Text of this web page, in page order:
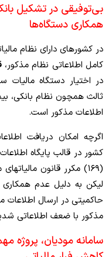
بی‌توفیقی در تشکیل
همکاری دستگاه‌ها
در کشورهای دارای نظام
کامل اطلاعاتی نظام مذکور،
در اختیار دستگاه
ثالث همچون نظام بانکی،
اطلاعات مذکور است.
اگرچه امکان دریافت
کشور در قالب پایگاه
لیکن به دلیل عدم
حاکمیتی در ارسال اطلاعات
مذکور با ضعف اطلاعاتی
سامانه مودیان، پروژه